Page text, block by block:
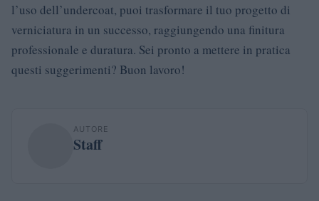
l’uso dell’undercoat, puoi trasformare il tuo progetto di
verniciatura in un successo, raggiungendo una finitura
professionale e duratura. Sei pronto a mettere in pratica
questi suggerimenti? Buon lavoro!
AUTORE
Staff